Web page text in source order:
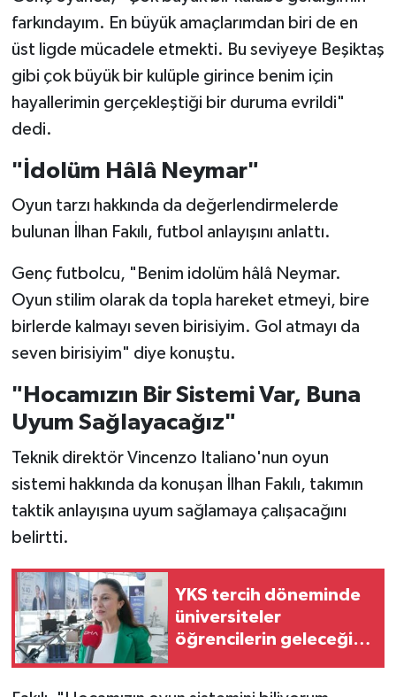
farkındayım. En büyük amaçlarımdan biri de en
üst ligde mücadele etmekti. Bu seviyeye Beşiktaş
gibi çok büyük bir kulüple girince benim için
hayallerimin gerçekleştiği bir duruma evrildi"
dedi.
"İdolüm Hâlâ Neymar"
Oyun tarzı hakkında da değerlendirmelerde
bulunan İlhan Fakılı, futbol anlayışını anlattı.
Genç futbolcu, "Benim idolüm hâlâ Neymar.
Oyun stilim olarak da topla hareket etmeyi, bire
birlerde kalmayı seven birisiyim. Gol atmayı da
seven birisiyim" diye konuştu.
"Hocamızın Bir Sistemi Var, Buna
Uyum Sağlayacağız"
Teknik direktör Vincenzo Italiano'nun oyun
sistemi hakkında da konuşan İlhan Fakılı, takımın
taktik anlayışına uyum sağlamaya çalışacağını
belirtti.
YKS tercih döneminde
üniversiteler
öğrencilerin geleceğini